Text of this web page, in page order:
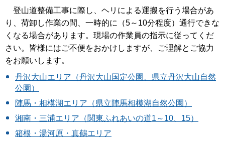
登山道整備工事に際し、ヘリによる運搬を行う場合があ
り、荷卸し作業の間、一時的に（5～10分程度）通行できな
くなる場合があります。現場の作業員の指示に従ってくだ
さい。皆様にはご不便をおかけしますが、ご理解とご協力
をお願いします。
丹沢大山エリア（丹沢大山国定公園、県立丹沢大山自然
公園）
陣馬・相模湖エリア（県立陣馬相模湖自然公園）
湘南・三浦エリア（関東ふれあいの道1～10、15）
箱根・湯河原・真鶴エリア